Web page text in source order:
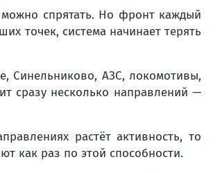
спрятать. Но фронт каждый
точек, система начинает терять
Синельниково, АЗС, локомотивы,
сразу несколько направлений —
растёт активность, то
как раз по этой способности.